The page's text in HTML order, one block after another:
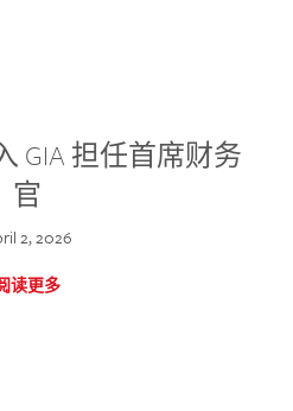
GIA 担任首席财务
官
2, 2026
读更多